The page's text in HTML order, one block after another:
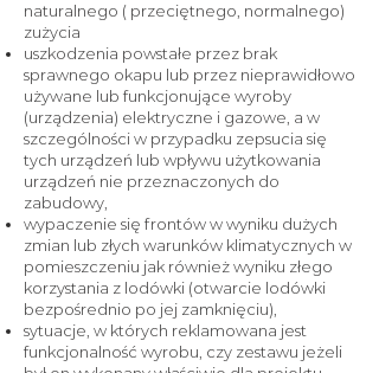
naturalnego ( przeciętnego, normalnego)
zużycia
uszkodzenia powstałe przez brak
sprawnego okapu lub przez nieprawidłowo
używane lub funkcjonujące wyroby
(urządzenia) elektryczne i gazowe, a w
szczególności w przypadku zepsucia się
tych urządzeń lub wpływu użytkowania
urządzeń nie przeznaczonych do
zabudowy,
wypaczenie się frontów w wyniku dużych
zmian lub złych warunków klimatycznych w
pomieszczeniu jak również wyniku złego
korzystania z lodówki (otwarcie lodówki
bezpośrednio po jej zamknięciu),
sytuacje, w których reklamowana jest
funkcjonalność wyrobu, czy zestawu jeżeli